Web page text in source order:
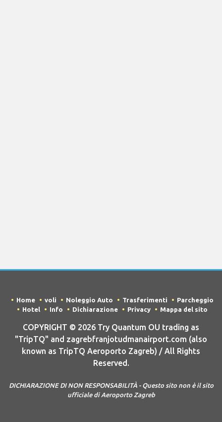
Home voli Noleggio Auto Trasferimenti
Parcheggio
Hotel
Info Dichiarazione Privacy Mappa del sito
COPYRIGHT © 2026 Try Quantum OU trading as
"TripTQ" and zagrebfranjotudmanairport.com (also
known as TripTQ Aeroporto Zagreb) / All Rights
Reserved.
DICHIARAZIONE DI NON RESPONSABILITÀ - Questo sito non è il sito
ufficiale di Aeroporto Zagreb